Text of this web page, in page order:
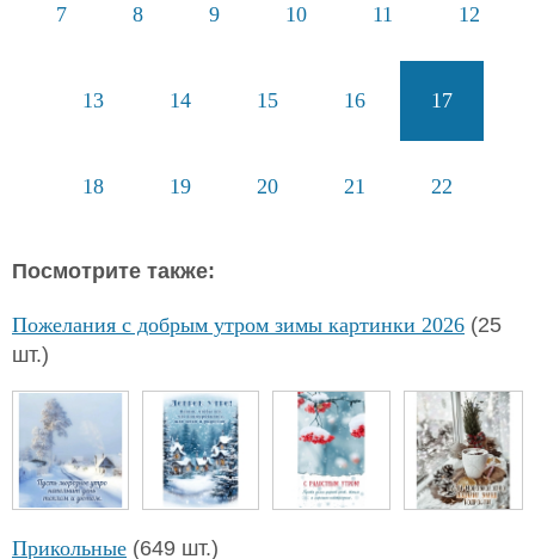
7 8 9 10 11 12
13 14 15 16 17
18 19 20 21 22
Посмотрите также:
Пожелания с добрым утром зимы картинки 2026 (25
шт.)
Прикольные (649 шт.)